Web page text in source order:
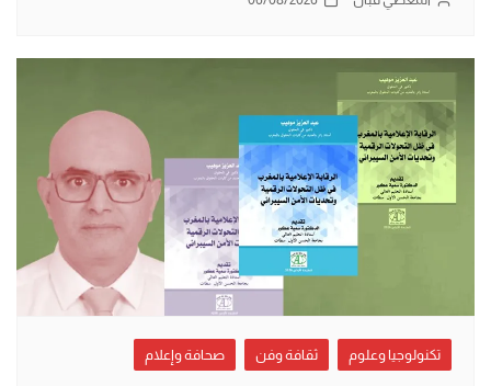
تكنولوجيا وعلوم ثقافة وفن صحافة وإعلام